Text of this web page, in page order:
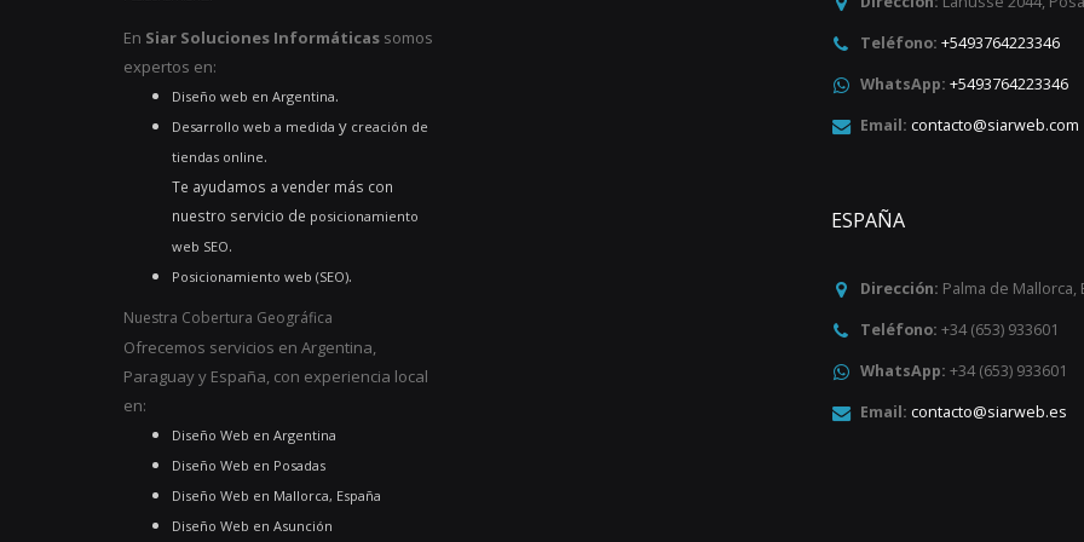
En Siar Soluciones Informáticas somos
expertos en:
Diseño web en Argentina.
Desarrollo web a medida y creación de
tiendas online.
Te ayudamos a vender más con
nuestro servicio de posicionamiento
web SEO.
Posicionamiento web (SEO).
Nuestra Cobertura Geográfica
Ofrecemos servicios en Argentina,
Paraguay y España, con experiencia local
en:
Diseño Web en Argentina
Diseño Web en Posadas
Diseño Web en Mallorca, España
Diseño Web en Asunción
Teléfono: +5493764223346
WhatsApp: +5493764223346
Email: contacto@siarweb.com
ESPAÑA
Dirección: Palma de Mallorca,
Teléfono: +34 (653) 933601
WhatsApp: +34 (653) 933601
Email: contacto@siarweb.es